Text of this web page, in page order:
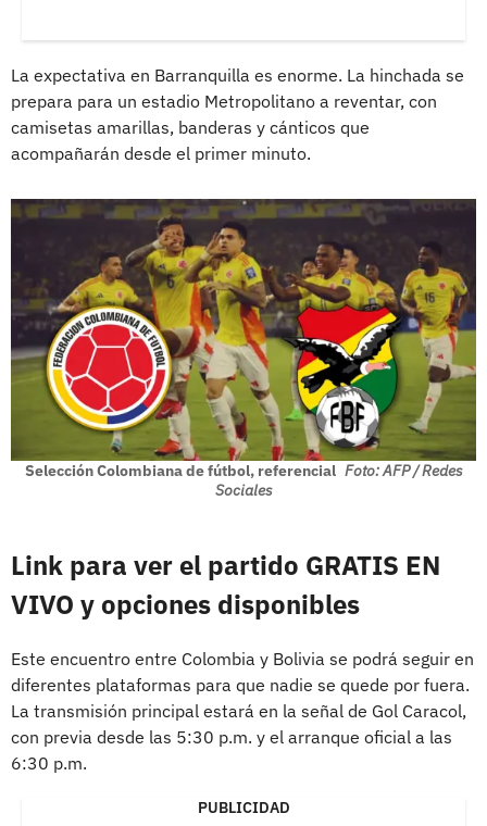
La expectativa en Barranquilla es enorme. La hinchada se
prepara para un estadio Metropolitano a reventar, con
camisetas amarillas, banderas y cánticos que
acompañarán desde el primer minuto.
Selección Colombiana de fútbol, referencial Foto: AFP / Redes
Sociales
Link para ver el partido GRATIS EN
VIVO y opciones disponibles
Este encuentro entre Colombia y Bolivia se podrá seguir en
diferentes plataformas para que nadie se quede por fuera.
La transmisión principal estará en la señal de Gol Caracol,
con previa desde las 5:30 p.m. y el arranque oficial a las
6:30 p.m.
PUBLICIDAD